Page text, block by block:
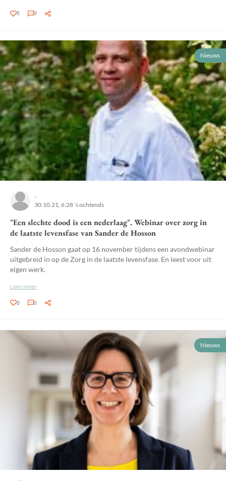
0 0
Nieuws
-
30.10.21, 6:28 's ochtends
"Een slechte dood is een nederlaag". Webinar over zorg in
de laatste levensfase van Sander de Hosson
Sander de Hosson gaat op 16 november tijdens een avondwebinar
uitgebreid in op de Zorg in de laatste levensfase. En leest voor uit
eigen werk.
Lees meer
0 0
Nieuws